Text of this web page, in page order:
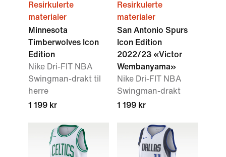
Resirkulerte
materialer
Minnesota
Timberwolves Icon
Edition
Nike Dri-FIT NBA
Swingman-drakt til
herre
1 199 kr
Resirkulerte
materialer
San Antonio Spurs
Icon Edition
2022/23 «Victor
Wembanyama»
Nike Dri-FIT NBA
Swingman-drakt
1 199 kr